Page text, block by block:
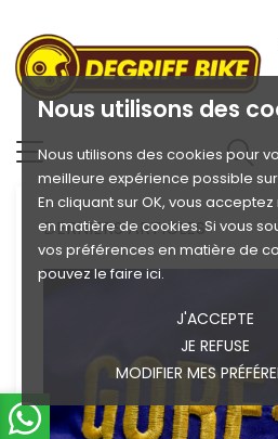
Nous utilisons des
Nous utilisons des cookies pour
meilleure expérience possible
En cliquant sur OK, vous
en matière de cookies. Si vous
vos préférences en matière de
pouvez le faire ici.
J'ACCEPTE
JE REFUSE
MODIFIER MES
DERNIERS ARTICLES